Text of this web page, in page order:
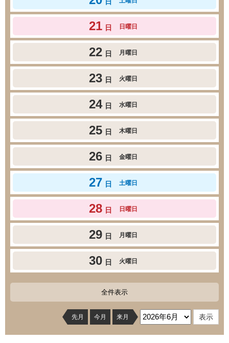
日
21 日 日曜日
22 日 月曜日
23 日 火曜日
24 日 水曜日
25 日 木曜日
26 日 金曜日
27 日 土曜日
28 日 日曜日
29 日 月曜日
30 日 火曜日
全件表示
先月 今月 来月